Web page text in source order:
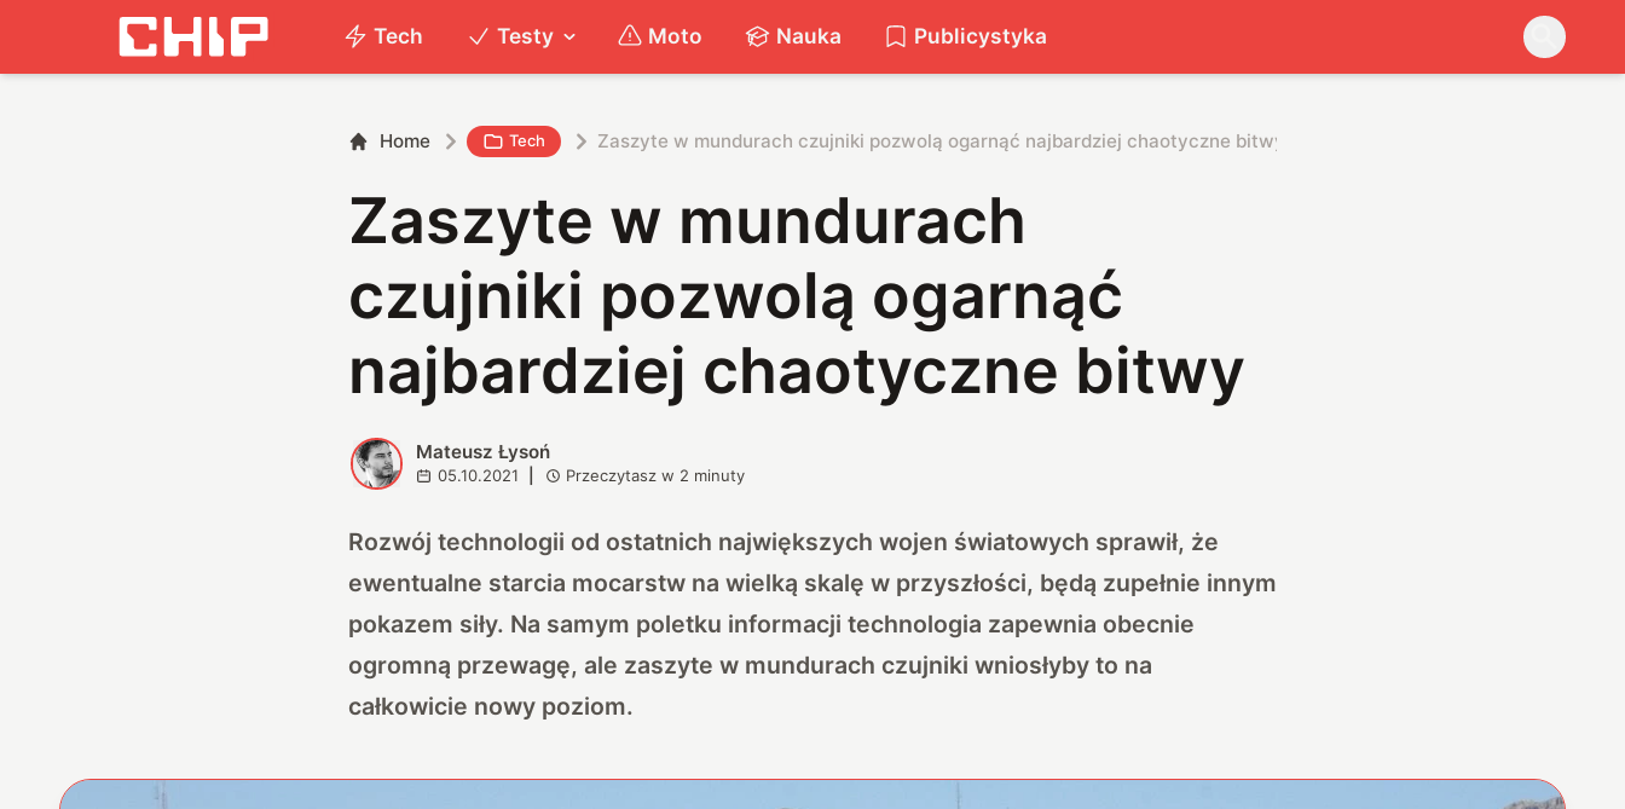
Tech Testy Moto Nauka Publicystyka
Home Tech Zaszyte w mundurach czujniki pozwolą ogarnąć najbardziej chaotyczne bitwy
Zaszyte w mundurach
czujniki pozwolą ogarnąć
najbardziej chaotyczne bitwy
M Mateusz Łysoń
05.10.2021 Przeczytasz w 2 minuty
Rozwój technologii od ostatnich największych wojen światowych sprawił, że
ewentualne starcia mocarstw na wielką skalę w przyszłości, będą zupełnie innym
pokazem siły. Na samym poletku informacji technologia zapewnia obecnie
ogromną przewagę, ale zaszyte w mundurach czujniki wniosłyby to na
całkowicie nowy poziom.